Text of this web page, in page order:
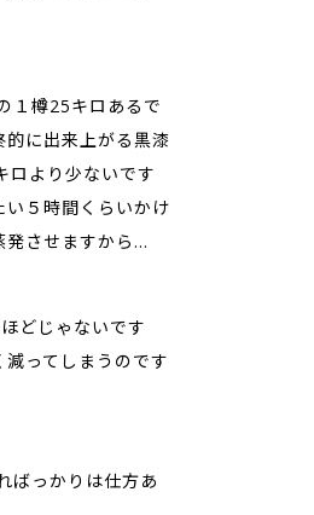
１樽25キロあるで
的に出来上がる黒漆
ロより少ないです
い５時間くらいかけ
発させますから…
ほどじゃないです
減ってしまうのです
ばっかりは仕方あ